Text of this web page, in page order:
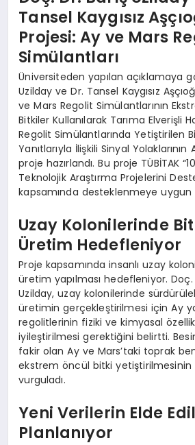
Tansel Kaygısız
Projesi: Ay ve Mars
Simülantları
Üniversiteden yapılan açıklamaya
Uzilday ve Dr. Tansel Kaygısız
ve Mars Regolit Simülantlarının
Bitkiler Kullanılarak Tarıma Elverişli
Regolit Simülantlarında Yetiştirilen
Yanıtlarıyla İlişkili Sinyal Yolaklarının
proje hazırlandı. Bu proje TÜBİTAK
Teknolojik Araştırma Projelerini
kapsamında desteklenmeye uygun
Uzay Kolonilerinde
Üretim Hedefleniyor
Proje kapsamında insanlı uzay
üretim yapılması hedefleniyor.
Uzilday, uzay kolonilerinde
üretimin gerçekleştirilmesi için Ay
regolitlerinin fiziki ve kimyasal
iyileştirilmesi gerektiğini belirtti.
fakir olan Ay ve Mars’taki toprak
ekstrem öncül bitki yetiştirilmesinin
vurguladı.
Yeni Verilerin Elde
Planlanıyor